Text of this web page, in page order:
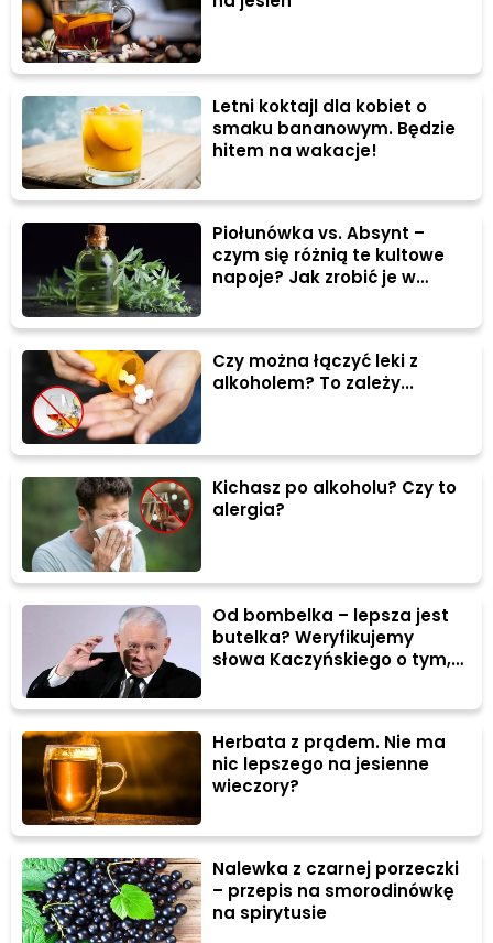
Letni koktajl dla kobiet o
smaku bananowym. Będzie
hitem na wakacje!
Piołunówka vs. Absynt –
czym się różnią te kultowe
napoje? Jak zrobić je w
Czy można łączyć leki z
alkoholem? To zależy...
Kichasz po alkoholu? Czy to
alergia?
Od bombelka – lepsza jest
butelka? Weryfikujemy
słowa Kaczyńskiego o tym,
Herbata z prądem. Nie ma
nic lepszego na jesienne
wieczory?
Nalewka z czarnej porzeczki
– przepis na smorodinówkę
na spirytusie